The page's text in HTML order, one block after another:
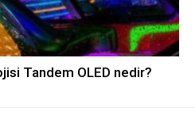
Tandem OLED nedir?